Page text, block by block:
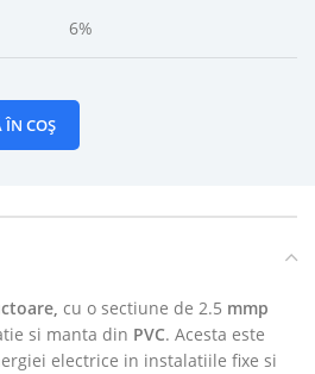
6%
COȘ
cu o sectiune de 2.5 mmp
si manta din PVC. Acesta este
electrice in instalatiile fixe si